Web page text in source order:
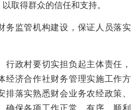
取得群众的信任和支持。
务监管机构建设，保证人员落实
行政村要切实担负起主体责任，
经济合作社财务管理实施工作方
排落实熟悉财会业务农经政策、